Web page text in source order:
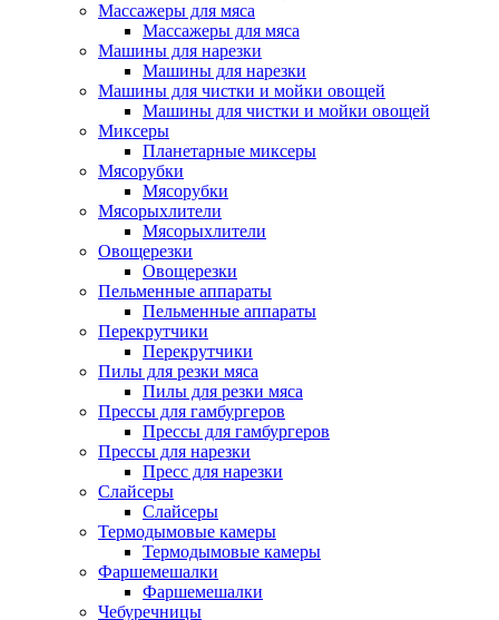
Массажеры для мяса
Массажеры для мяса
Машины для нарезки
Машины для нарезки
Машины для чистки и мойки овощей
Машины для чистки и мойки овощей
Миксеры
Планетарные миксеры
Мясорубки
Мясорубки
Мясорыхлители
Мясорыхлители
Овощерезки
Овощерезки
Пельменные аппараты
Пельменные аппараты
Перекрутчики
Перекрутчики
Пилы для резки мяса
Пилы для резки мяса
Прессы для гамбургеров
Прессы для гамбургеров
Прессы для нарезки
Пресс для нарезки
Слайсеры
Слайсеры
Термодымовые камеры
Термодымовые камеры
Фаршемешалки
Фаршемешалки
Чебуречницы